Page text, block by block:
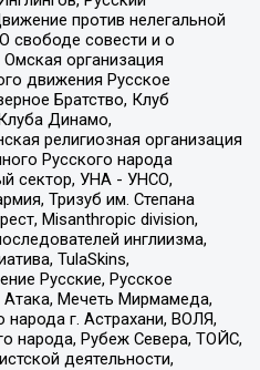
против нелегальной
свободе совести и о
организация
движения Русское
Братство, Клуб
Динамо,
религиозная организация
Русского народа
сектор, УНА - УНСО,
Тризуб им. Степана
Misanthropic division,
инглиизма,
TulaSkins,
Русские, Русское
Мечеть Мирмамеда,
г. Астрахани, ВОЛЯ,
народа, Рубеж Севера, ТОЙС,
деятельности,